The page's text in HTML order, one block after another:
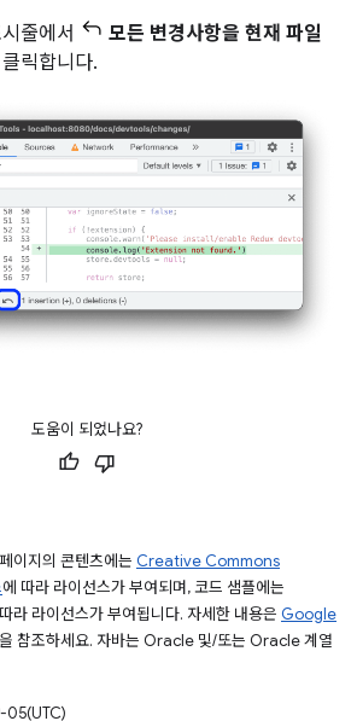
줄에서
모든 변경사항을 현재 파일
릭합니다.
도움이 되었나요?
이지의 콘텐츠에는 Creative Commons
에 따라 라이선스가 부여되며, 코드 샘플에는
라 라이선스가 부여됩니다. 자세한 내용은 Google
을 참조하세요. 자바는 Oracle 및/또는 Oracle 계열
05(UTC)